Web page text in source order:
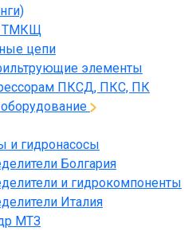
ТМКЩ
цепи
элементы
ПКСД, ПКС, ПК
и гидронасосы
Болгария
и гидрокомпоненты
Италия
МТЗ